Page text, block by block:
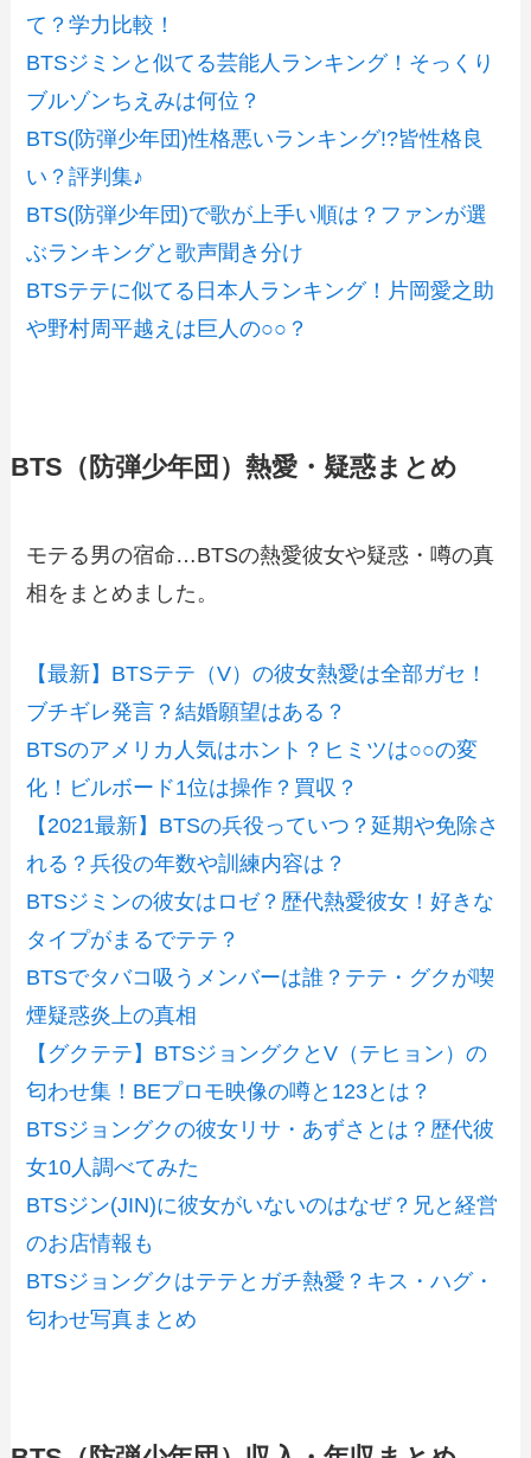
て？学力比較！
BTSジミンと似てる芸能人ランキング！そっくり
ブルゾンちえみは何位？
BTS(防弾少年団)性格悪いランキング!?皆性格良
い？評判集♪
BTS(防弾少年団)で歌が上手い順は？ファンが選
ぶランキングと歌声聞き分け
BTSテテに似てる日本人ランキング！片岡愛之助
や野村周平越えは巨人の○○？
BTS（防弾少年団）熱愛・疑惑まとめ
モテる男の宿命…BTSの熱愛彼女や疑惑・噂の真
相をまとめました。
【最新】BTSテテ（V）の彼女熱愛は全部ガセ！
ブチギレ発言？結婚願望はある？
BTSのアメリカ人気はホント？ヒミツは○○の変
化！ビルボード1位は操作？買収？
【2021最新】BTSの兵役っていつ？延期や免除さ
れる？兵役の年数や訓練内容は？
BTSジミンの彼女はロゼ？歴代熱愛彼女！好きな
タイプがまるでテテ？
BTSでタバコ吸うメンバーは誰？テテ・グクが喫
煙疑惑炎上の真相
【グクテテ】BTSジョングクとV（テヒョン）の
匂わせ集！BEプロモ映像の噂と123とは？
BTSジョングクの彼女リサ・あずさとは？歴代彼
女10人調べてみた
BTSジン(JIN)に彼女がいないのはなぜ？兄と経営
のお店情報も
BTSジョングクはテテとガチ熱愛？キス・ハグ・
匂わせ写真まとめ